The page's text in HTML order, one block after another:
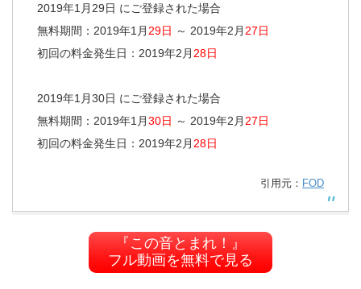
2019年1月29日 にご登録された場合
無料期間：2019年1月 29日 ～ 2019年2月 27日
初回の料金発生日：2019年2月 28日
2019年1月30日 にご登録された場合
無料期間：2019年1月30日 ～ 2019年2月 27日
初回の料金発生日：2019年2月 28日
引用元： FOD
『この音とまれ！』
フル動画を無料で見る